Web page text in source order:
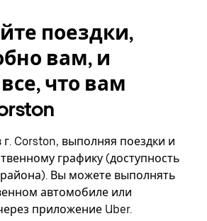
поездки,
вам, и
что вам
Corston, выполняя поездки и
графику (доступность
района). Вы можете выполнять
автомобиле или
приложение Uber.